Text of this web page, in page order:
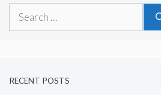
Search
RECENT POSTS